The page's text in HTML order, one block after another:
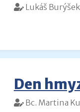
Lukáš
Den
Bc. Martina